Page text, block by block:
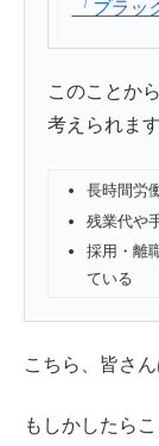
「ブラ
このことか
考えられます
長時間労
残業代や
採用・離
ている
こちら、皆さ
もしかしたら